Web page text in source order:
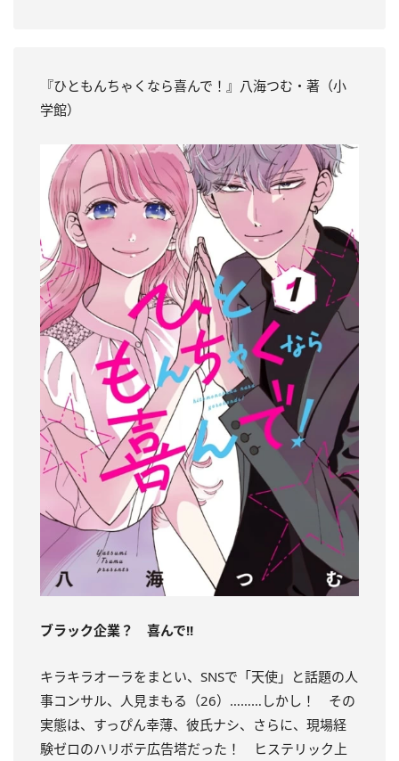
『ひともんちゃくなら喜んで！』八海つむ・著（小
学館）
ブラック企業？ 喜んで!!
キラキラオーラをまとい、SNSで「天使」と話題の人
事コンサル、人見まもる（26）………しかし！ その
実態は、すっぴん幸薄、彼氏ナシ、さらに、現場経
験ゼロのハリボテ広告塔だった！ ヒステリック上